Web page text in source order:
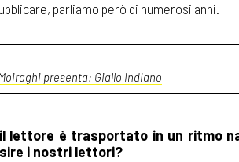
parliamo però di numerosi anni.
presenta: Giallo Indiano
il lettore è trasportato in un ritmo
i nostri lettori?